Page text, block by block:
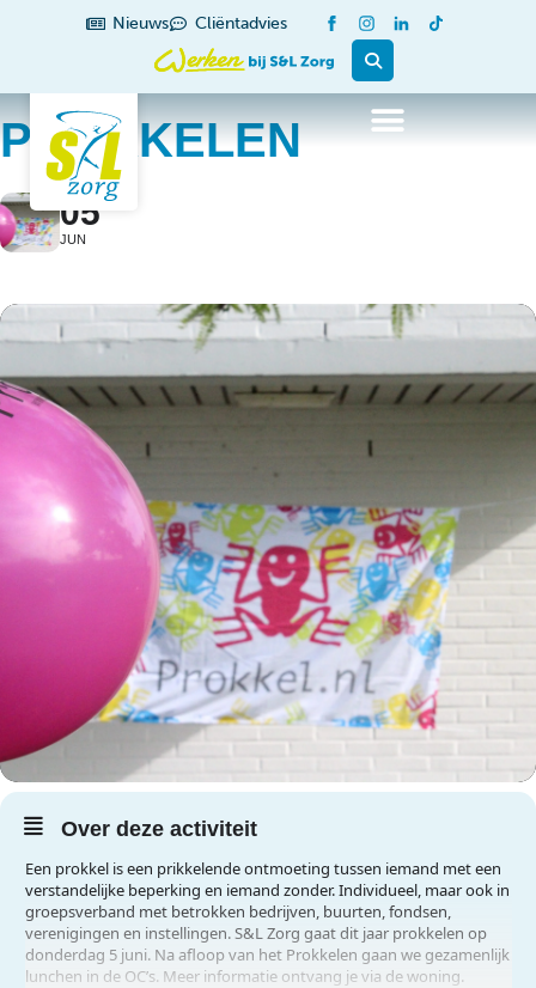
Nieuws Cliëntadvies
PROKKELEN
05
JUN
Over deze activiteit
Een prokkel is een prikkelende ontmoeting tussen iemand met een
verstandelijke beperking en iemand zonder. Individueel, maar ook in
groepsverband met betrokken bedrijven, buurten, fondsen,
verenigingen en instellingen. S&L Zorg gaat dit jaar prokkelen op
donderdag 5 juni. Na afloop van het Prokkelen gaan we gezamenlijk
lunchen in de OC’s. Meer informatie ontvang je via de woning.